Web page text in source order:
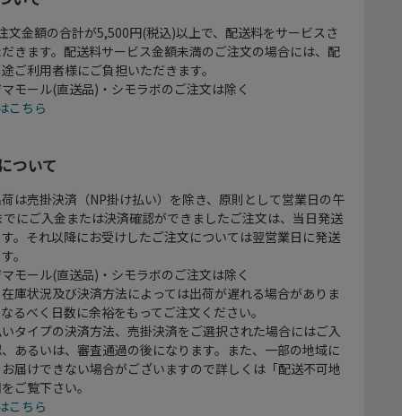
文金額の合計が5,500円(税込)以上で、配送料をサービスさ
きます。配送料サービス金額未満のご注文の場合には、配
ご利用者様にご負担いただきます。
モール(直送品)・シモラボのご注文は除く
こちら
ついて
は売掛決済（NP掛け払い）を除き、原則として営業日の午
にご入金または決済確認ができましたご注文は、当日発送
。それ以降にお受けしたご注文については翌営業日に発送
。
モール(直送品)・シモラボのご注文は除く
庫状況及び決済方法によっては出荷が遅れる場合がありま
るべく日数に余裕をもってご注文ください。
タイプの決済方法、売掛決済をご選択された場合にはご入
あるいは、審査通過の後になります。また、一部の地域に
届けできない場合がございますので詳しくは「配送不可地
ご覧下さい。
こちら